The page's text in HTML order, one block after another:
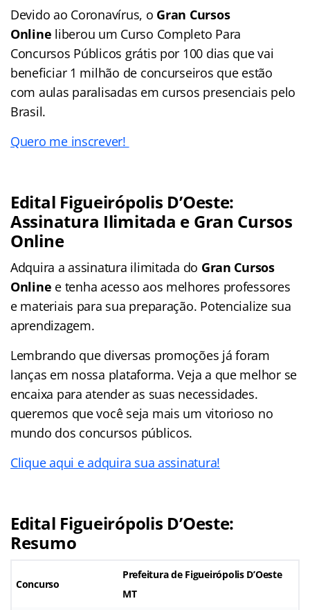
Devido ao Coronavírus, o Gran Cursos
Online liberou um Curso Completo Para
Concursos Públicos grátis por 100 dias que vai
beneficiar 1 milhão de concurseiros que estão
com aulas paralisadas em cursos presenciais pelo
Brasil.
Quero me inscrever!
Edital Figueirópolis D’Oeste:
Assinatura Ilimitada e Gran Cursos
Online
Adquira a assinatura ilimitada do Gran Cursos
Online e tenha acesso aos melhores professores
e materiais para sua preparação. Potencialize sua
aprendizagem.
Lembrando que diversas promoções já foram
lanças em nossa plataforma. Veja a que melhor se
encaixa para atender as suas necessidades.
queremos que você seja mais um vitorioso no
mundo dos concursos públicos.
Clique aqui e adquira sua assinatura!
Edital Figueirópolis D’Oeste:
Resumo
Concurso
Prefeitura de Figueirópolis D’Oeste
MT